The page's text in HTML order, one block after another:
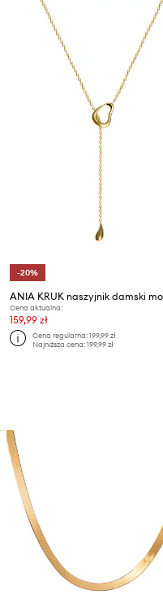
-20%
Cena aktualna:
159,99 zł
Cena regularna: 199,99 zł
Najniższa cena: 199,99 zł